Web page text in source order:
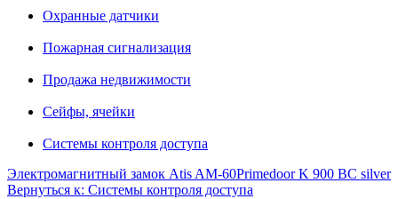
Охранные датчики
Пожарная сигнализация
Продажа недвижимости
Сейфы, ячейки
Системы контроля доступа
Электромагнитный замок Atis AM-60Primedoor K 900 BC silver
Вернуться к: Системы контроля доступа